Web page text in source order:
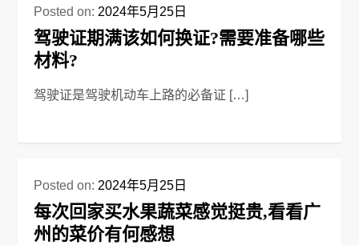
Posted on: 2024年5月25日
驾驶证期满该如何换证?需要准备哪些
材料?
驾驶证是驾驶机动车上路的必备证 […]
Posted on: 2024年5月25日
每次回家买水果蔬菜感觉挺贵,看看广
州的菜价有何感想